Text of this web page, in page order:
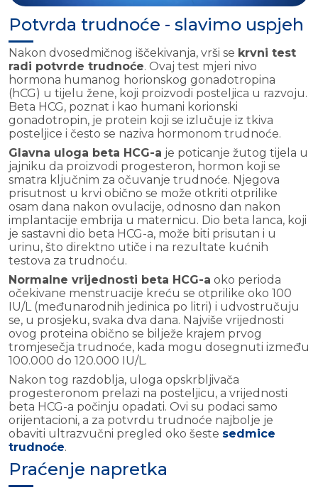
Potvrda trudnoće - slavimo uspjeh
Nakon dvosedmičnog iščekivanja, vrši se krvni test
radi potvrde trudnoće. Ovaj test mjeri nivo
hormona humanog horionskog gonadotropina
(hCG) u tijelu žene, koji proizvodi posteljica u razvoju.
Beta HCG, poznat i kao humani korionski
gonadotropin, je protein koji se izlučuje iz tkiva
posteljice i često se naziva hormonom trudnoće.
Glavna uloga beta HCG-a je poticanje žutog tijela u
jajniku da proizvodi progesteron, hormon koji se
smatra ključnim za očuvanje trudnoće. Njegova
prisutnost u krvi obično se može otkriti otprilike
osam dana nakon ovulacije, odnosno dan nakon
implantacije embrija u maternicu. Dio beta lanca, koji
je sastavni dio beta HCG-a, može biti prisutan i u
urinu, što direktno utiče i na rezultate kućnih
testova za trudnoću.
Normalne vrijednosti beta HCG-a oko perioda
očekivane menstruacije kreću se otprilike oko 100
IU/L (međunarodnih jedinica po litri) i udvostručuju
se, u prosjeku, svaka dva dana. Najviše vrijednosti
ovog proteina obično se bilježe krajem prvog
tromjesečja trudnoće, kada mogu dosegnuti između
100.000 do 120.000 IU/L.
Nakon tog razdoblja, uloga opskrbljivača
progesteronom prelazi na posteljicu, a vrijednosti
beta HCG-a počinju opadati. Ovi su podaci samo
orijentacioni, a za potvrdu trudnoće najbolje je
obaviti ultrazvučni pregled oko šeste sedmice
trudnoće.
Praćenje napretka